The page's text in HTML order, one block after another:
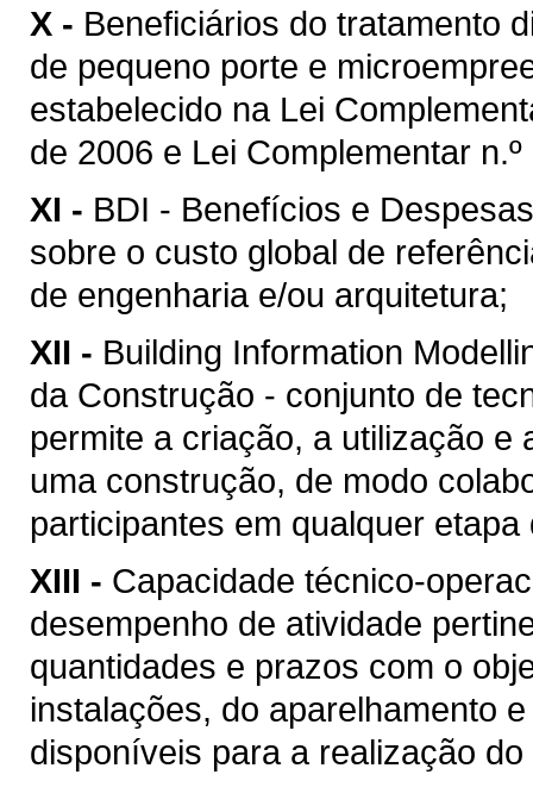
X - Beneficiários do tratamento
de pequeno porte e
estabelecido na Lei
de 2006 e Lei Complementar
XI - BDI - Benefícios e
sobre o custo global de
de engenharia e/ou arquitetura;
XII - Building Information
da Construção - conjunto de
permite a criação, a utilização e
uma construção, de modo
participantes em qualquer
XIII - Capacidade técnico-
desempenho de atividade
quantidades e prazos com o
instalações, do aparelhamento
disponíveis para a realização